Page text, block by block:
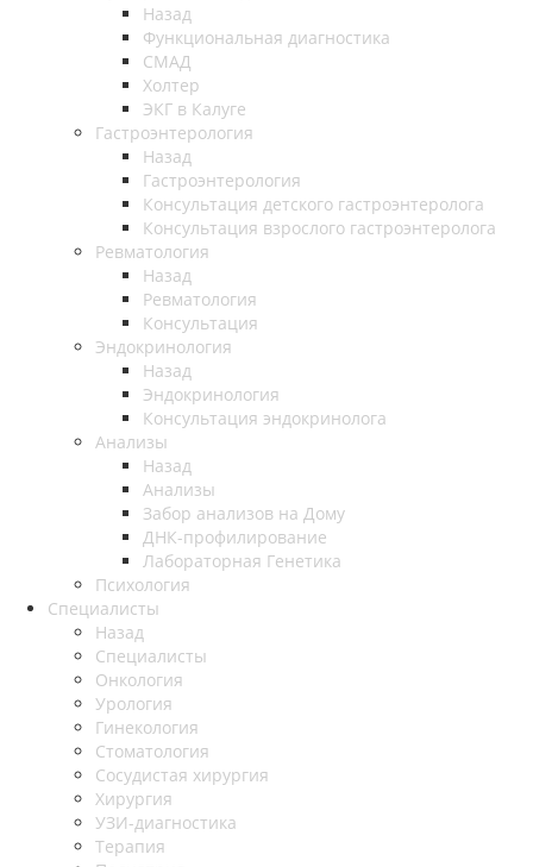
Назад
Функциональная диагностика
СМАД
Холтер
ЭКГ в Калуге
Гастроэнтерология
Назад
Гастроэнтерология
Консультация детского гастроэнтеролога
Консультация взрослого гастроэнтеролога
Ревматология
Назад
Ревматология
Консультация
Эндокринология
Назад
Эндокринология
Консультация эндокринолога
Анализы
Назад
Анализы
Забор анализов на Дому
ДНК-профилирование
Лабораторная Генетика
Психология
Специалисты
Назад
Специалисты
Онкология
Урология
Гинекология
Стоматология
Сосудистая хирургия
Хирургия
УЗИ-диагностика
Терапия